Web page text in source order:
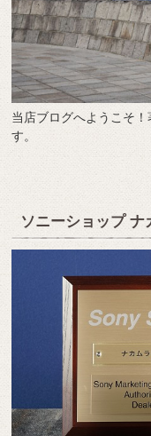
当店ブログへようこそ
す。
ソニーショップ ナ